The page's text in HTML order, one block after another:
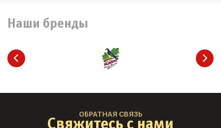
Наши бренды
ОБРАТНАЯ СВЯЗЬ